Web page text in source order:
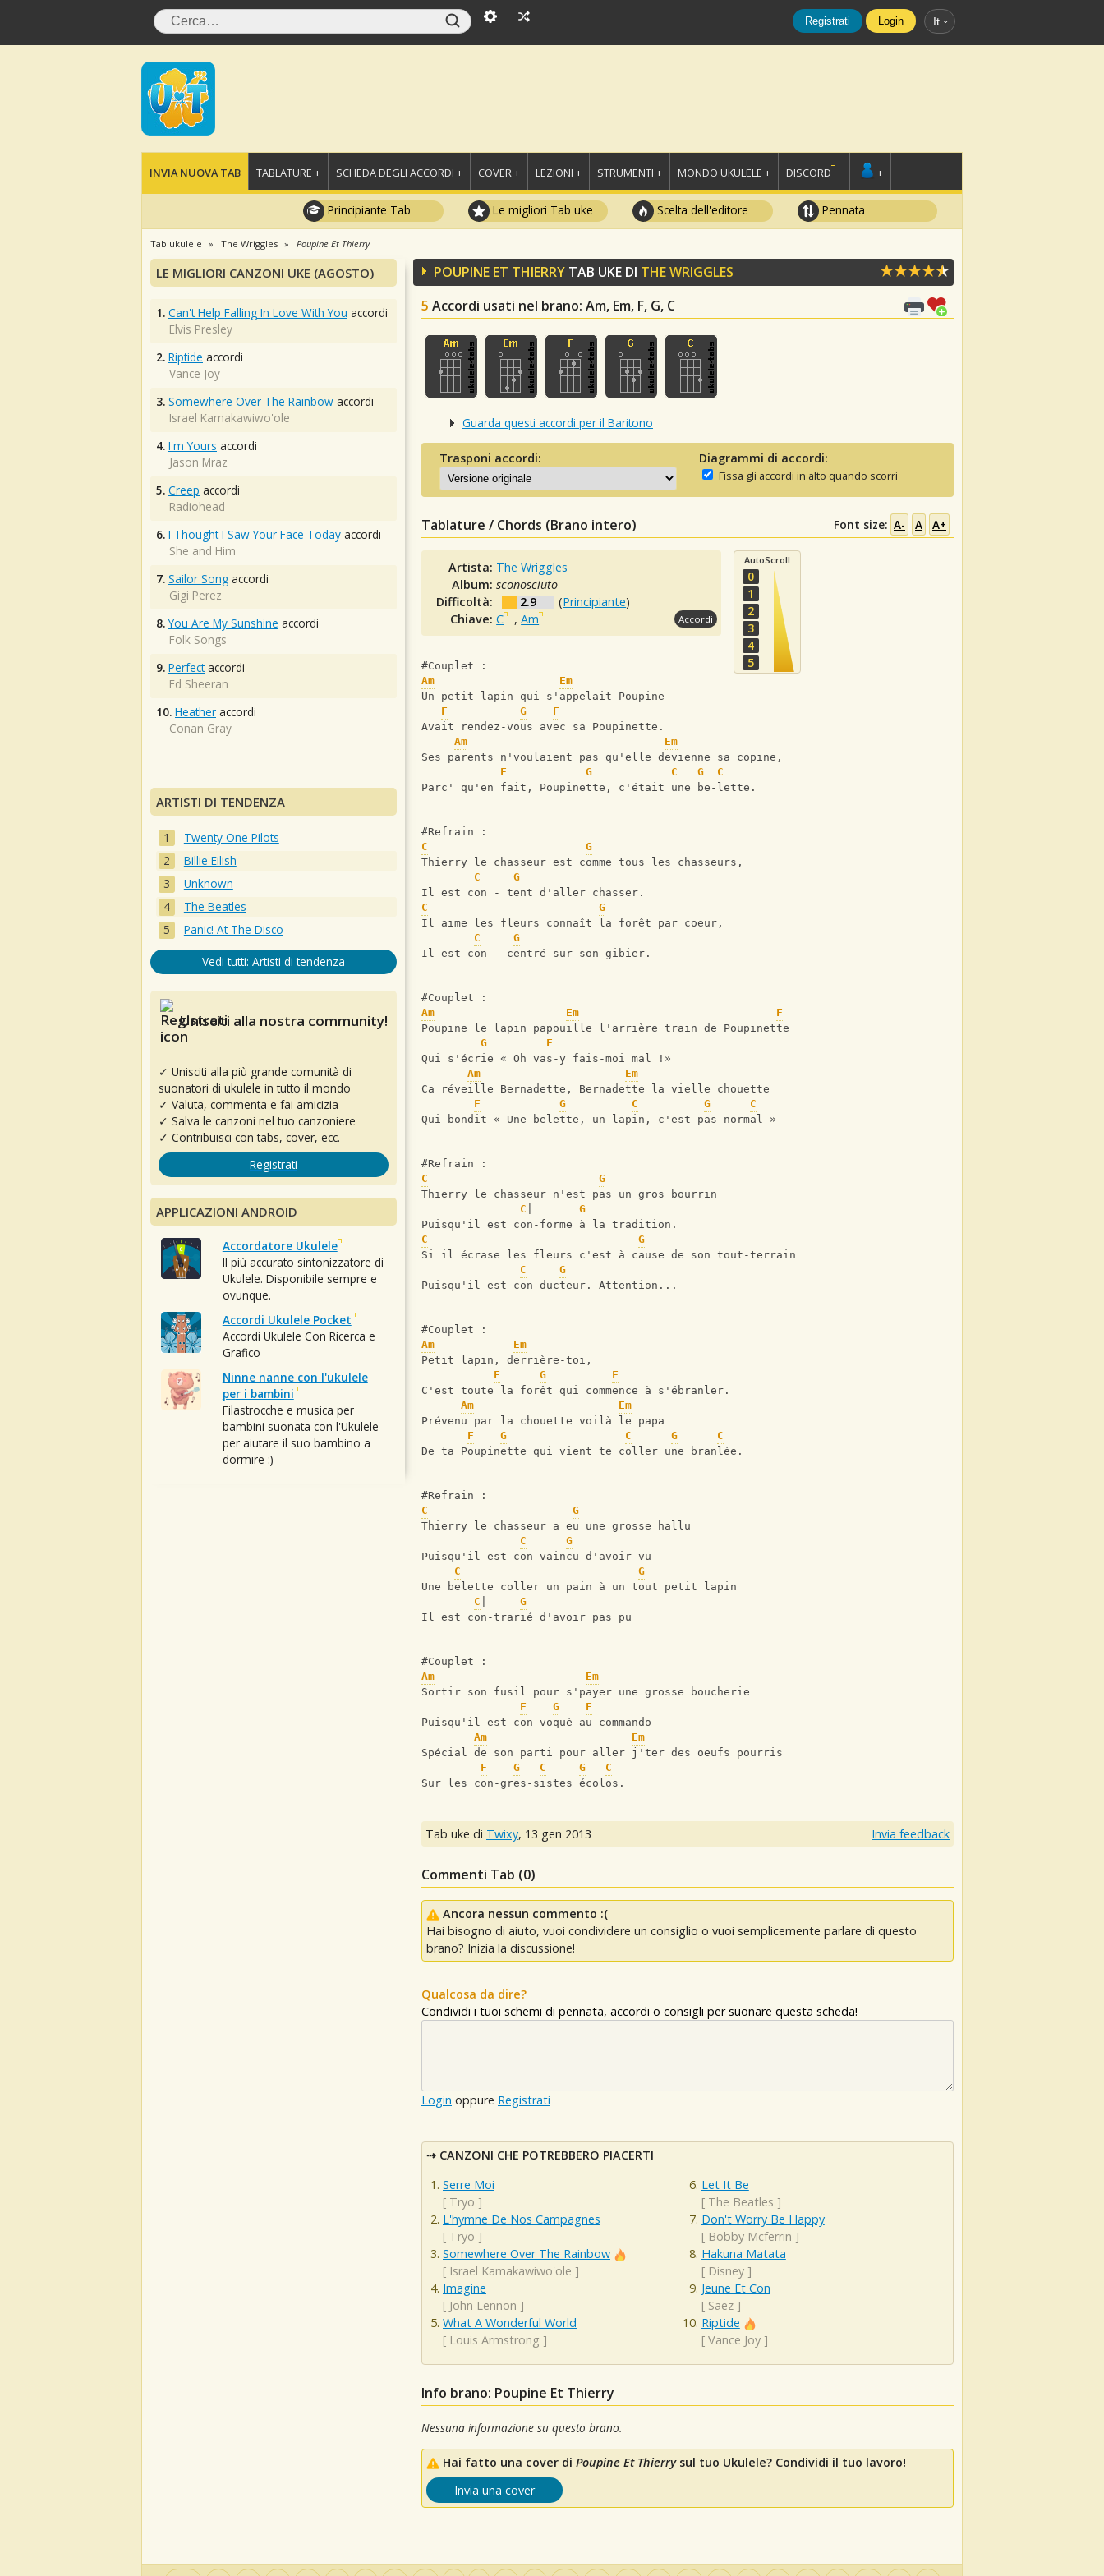
Registrati Login It
INVIA NUOVA TAB TABLATURE + SCHEDA DEGLI ACCORDI + COVER + LEZIONI + STRUMENTI + MONDO UKULELE + DISCORD +
Principiante Tab Le migliori Tab uke Scelta dell'editore Pennata
Tab ukulele The Wriggles Poupine Et Thierry
POUPINE ET THIERRY TAB UKE DI THE WRIGGLES
5 Accordi usati nel brano: Am, Em, F, G, C
Guarda questi accordi per il Baritono
Trasponi accordi: Diagrammi di accordi:
Fissa gli accordi in alto quando scorri
Tablature / Chords (Brano intero) Font size: A- A A+
Artista: The Wriggles
Album:sconosciuto
Difficoltà:
2.9 (Principiante)
Chiave:C ,Am Accordi
AutoScroll
0
1
2
3
4
5
#Couplet :
Am
Em
Un petit lapin qui s'appelait Poupine
F
G
F
Avait rendez-vous avec sa Poupinette.
Am
Em
Ses parents n'voulaient pas qu'elle devienne sa copine,
F
G C G
C
Parc' qu'en fait, Poupinette, c'était une be-lette.
#Refrain :
C
G
Thierry le chasseur est comme tous les chasseurs,
C
G
Il est con - tent d'aller chasser.
C
G
Il aime les fleurs connaît la forêt par coeur,
C
G
Il est con - centré sur son gibier.
#Couplet :
Am
Em
F
Poupine le lapin papouille l'arrière train de Poupinette
G
F
Qui s'écrie « Oh vas-y fais-moi mal !»
Am
Em
Ca réveille Bernadette, Bernadette la vielle chouette
F
G C G
C
Qui bondit « Une belette, un lapin, c'est pas normal »
#Refrain :
C
G
Thierry le chasseur n'est pas un gros bourrin
C
G
Puisqu'il est con-forme à la tradition.
C
G
Si il écrase les fleurs c'est à cause de son tout-terrain
C
G
Puisqu'il est con-ducteur. Attention...
#Couplet :
Am
Em
Petit lapin, derrière-toi,
F
G
F
C'est toute la forêt qui commence à s'ébranler.
Am
Em
Prévenu par la chouette voilà le papa
F
G C G
C
De ta Poupinette qui vient te coller une branlée.
#Refrain :
C
G
Thierry le chasseur a eu une grosse hallu
C
G
Puisqu'il est con-vaincu d'avoir vu
C
G
Une belette coller un pain à un tout petit lapin
C
G
Il est con-trarié d'avoir pas pu
#Couplet :
Am
Em
Sortir son fusil pour s'payer une grosse boucherie
F
G
F
Puisqu'il est con-voqué au commando
Am
Em
Spécial de son parti pour aller j'ter des oeufs pourris
F
G C G
C
Sur les con-gres-sistes écolos.
Tab uke di Twixy, 13 gen 2013 Invia feedback
Commenti Tab (0)
Ancora nessun commento :(
Hai bisogno di aiuto, vuoi condividere un consiglio o vuoi semplicemente parlare di questo
brano? Inizia la discussione!
Qualcosa da dire?
Condividi i tuoi schemi di pennata, accordi o consigli per suonare questa scheda!
Login oppure Registrati
CANZONI CHE POTREBBERO PIACERTI
Serre Moi
[ Tryo ]
L'hymne De Nos Campagnes
[ Tryo ]
Somewhere Over The Rainbow
[ Israel Kamakawiwo'ole ]
Imagine
[ John Lennon ]
What A Wonderful World
[ Louis Armstrong ]
Let It Be
[ The Beatles ]
Don't Worry Be Happy
[ Bobby Mcferrin ]
Hakuna Matata
[ Disney]
Jeune Et Con
[ Saez]
Riptide
[ Vance Joy]
Info brano: Poupine Et Thierry
Nessuna informazione su questo brano.
Hai fatto una cover di Poupine Et Thierrysul tuo Ukulele? Condividi il tuo lavoro!
Invia una cover
LE MIGLIORI CANZONI UKE (AGOSTO)
1. Can't Help Falling In Love With You accordi
Elvis Presley
2. Riptide accordi
Vance Joy
3. Somewhere Over The Rainbow accordi
Israel Kamakawiwo'ole
4. I'm Yours accordi
Jason Mraz
5. Creep accordi
Radiohead
6. I Thought I Saw Your Face Today accordi
She and Him
7. Sailor Song accordi
Gigi Perez
8. You Are My Sunshine accordi
Folk Songs
9. Perfectaccordi
Ed Sheeran
10. Heather accordi
Conan Gray
ARTISTI DI TENDENZA
Twenty One Pilots
Billie Eilish
Unknown
The Beatles
Panic! At The Disco
Vedi tutti: Artisti di tendenza
Unisciti alla nostra community!
✓ Unisciti alla più grande comunità di
suonatori di ukulele in tutto il mondo
✓ Valuta, commenta e fai amicizia
✓ Salva le canzoni nel tuo canzoniere
✓ Contribuisci con tabs, cover, ecc.
Registrati
APPLICAZIONI ANDROID
Accordatore Ukulele
Il più accurato sintonizzatore di
Ukulele. Disponibile sempre e
ovunque.
Accordi Ukulele Pocket
Accordi Ukulele Con Ricerca e
Grafico
Ninne nanne con l'ukulele
per i bambini
Filastrocche e musica per
bambini suonata con l'Ukulele
per aiutare il suo bambino a
dormire :)